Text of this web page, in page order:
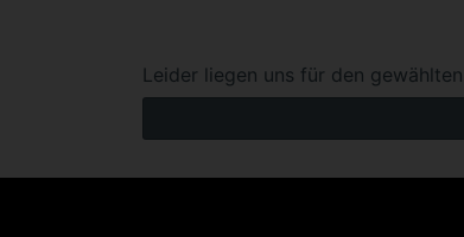
Leider liegen uns für den